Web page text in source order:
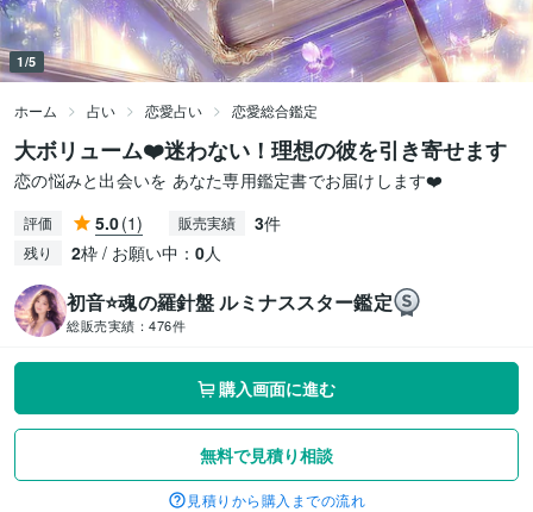
1/5
ホーム 占い 恋愛占い 恋愛総合鑑定
大ボリューム❤️迷わない！理想の彼を引き寄せます
恋の悩みと出会いを あなた専用鑑定書でお届けします❤️
評価 5.0(1) 販売実績 3件
残り 2枠 / お願い中： 0人
初音⭐️魂の羅針盤 ルミナススター鑑定
総販売実績： 476件
購入画面に進む
無料で見積り相談
見積りから購入までの流れ